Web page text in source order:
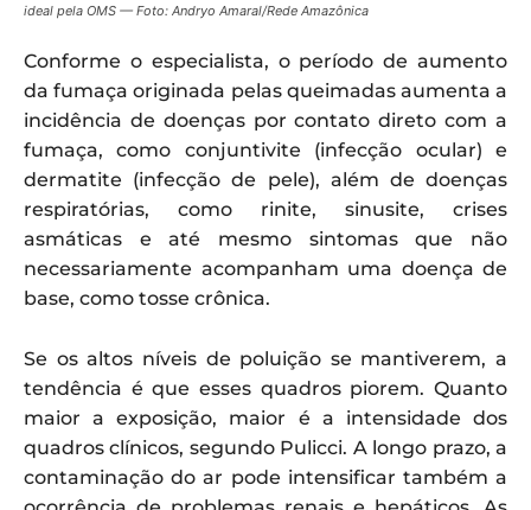
ideal pela OMS — Foto: Andryo Amaral/Rede Amazônica
Conforme o especialista, o período de aumento
da fumaça originada pelas queimadas aumenta a
incidência de doenças por contato direto com a
fumaça, como conjuntivite (infecção ocular) e
dermatite (infecção de pele), além de doenças
respiratórias, como rinite, sinusite, crises
asmáticas e até mesmo sintomas que não
necessariamente acompanham uma doença de
base, como tosse crônica.
Se os altos níveis de poluição se mantiverem, a
tendência é que esses quadros piorem. Quanto
maior a exposição, maior é a intensidade dos
quadros clínicos, segundo Pulicci. A longo prazo, a
contaminação do ar pode intensificar também a